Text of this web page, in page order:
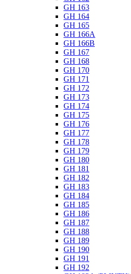
GH 163
GH 164
GH 165
GH 166A
GH 166B
GH 167
GH 168
GH 170
GH 171
GH 172
GH 173
GH 174
GH 175
GH 176
GH 177
GH 178
GH 179
GH 180
GH 181
GH 182
GH 183
GH 184
GH 185
GH 186
GH 187
GH 188
GH 189
GH 190
GH 191
GH 192